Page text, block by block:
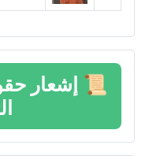
عاملة
مدونة رشا
عاملة
مدونة رشا
📜 إشعار